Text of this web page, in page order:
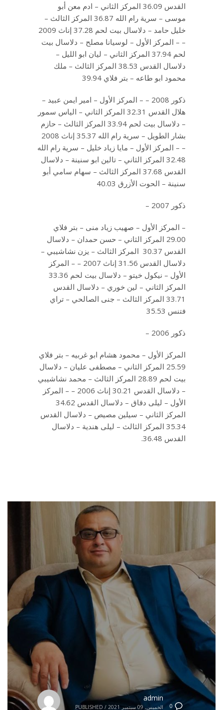
القدس 36.09 المركز الثاني – ادم معن أبو
موسى – سرية رام الله 36.87 المركز الثالث –
خليل حامد – دلاسال بيت لحم 37.28 إناث 2009
– – المركز الأول – لوسيانا مصلح – دلاسال بيت
لحم 37.94 المركز الثاني – ليان ابو الليل –
دلاسال القدس 38.53 المركز الثالث – ملك
محمود ابو طاعه – بتر فلاي 39.94
ذكور 2008 – – المركز الأول – امير ايمن عبيد –
هلال القدس 32.31 المركز الثاني – الياس سمور
– دلاسال بيت لحم 33.94 المركز الثالث – حازم
بشار الطويل – سرية رام الله 35.37 إناث 2008
– – المركز الأول – مايا زياد خليل – سرية رام الله
32.48 المركز الثاني – تالين ابو سنينة – دلاسال
القدس 37.68 المركز الثالث – سهام سامي أبو
سنينة – الحوت الأزرق 40.03
ذكور 2007 –
– المركز الأول – صهيب زياد منى – بتر فلاي
29.00 المركز الثاني – حسن حمدان – دلاسال
القدس 30.37 المركز الثالث – يزن نشاشيبي –
دلاسال القدس 31.56 إناث 2007 – – المركز
المركز الثاني – لين خوري – دلاسال القدس
33.71 المركز الثالث – جنى الصالحي – تراي
فتنس 35.53
ذكور 2006 –
المركز الأول – محمود هشام ابو غربيه – بتر فلاي
25.59 المركز الثاني – مصطفى عليان – دلاسال
بيت لحم 28.89 المركز الثالث – محمد نشاشيبي
– دلاسال القدس 30.21 إناث 2006 – – المركز
الأول – ليلى دقاق – دلاسال القدس 34.62
المركز الثاني – سيلين مصيص – دلاسال القدس
35.34 المركز الثالث – ليلى هندية – دلاسال
القدس 36.48.
0
admin
الخميس, 09 سبتمبر 2021 /
PUBLISHED